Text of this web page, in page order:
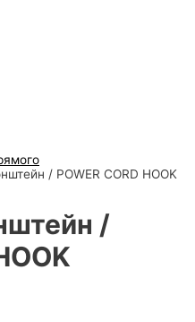
/ POWER CORD HOOK
/